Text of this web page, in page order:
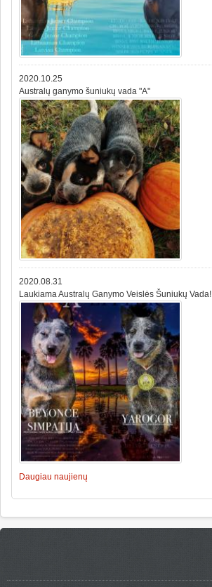
2020.10.25
Australų ganymo šuniukų vada "A"
2020.08.31
Laukiama Australų Ganymo Veislės Šuniukų Vada!
Daugiau naujienų